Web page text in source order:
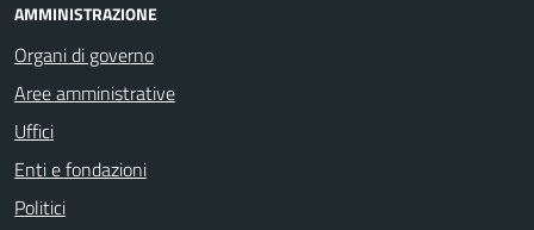
AMMINISTRAZIONE
Organi di governo
Aree amministrative
Uffici
Enti e fondazioni
Politici